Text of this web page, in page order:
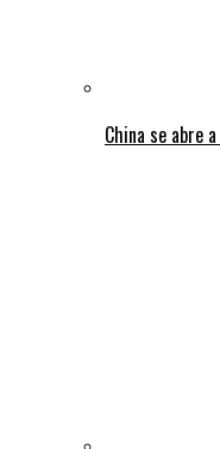
China se abre